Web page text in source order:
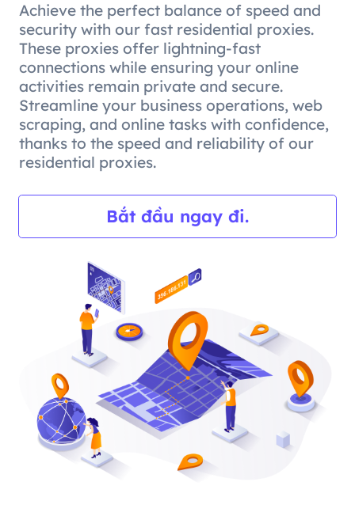
Achieve the perfect balance of speed and
security with our fast residential proxies.
These proxies offer lightning-fast
connections while ensuring your online
activities remain private and secure.
Streamline your business operations, web
scraping, and online tasks with confidence,
thanks to the speed and reliability of our
residential proxies.
Bắt đầu ngay đi.